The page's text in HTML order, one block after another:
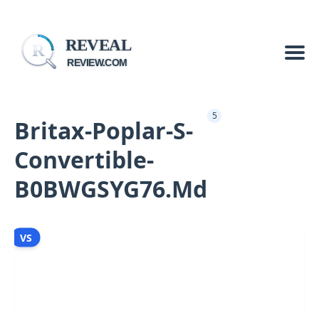
R REVEAL
REVIEW.COM
Britax-Poplar-S-
Convertible-
B0BWGSYG76.md
5
VS